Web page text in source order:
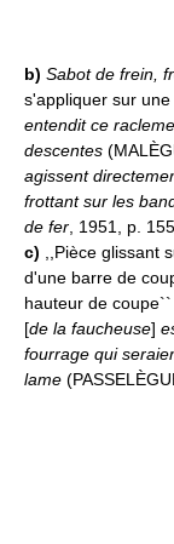
b) Sabot de frein,
s'appliquer sur
entendit ce
descentes
agissent
frottant sur les
de fer , 1951, p.
c)
,,Pièce glissant
d'une barre de
hauteur de
[de la faucheuse]
fourrage qui
lame